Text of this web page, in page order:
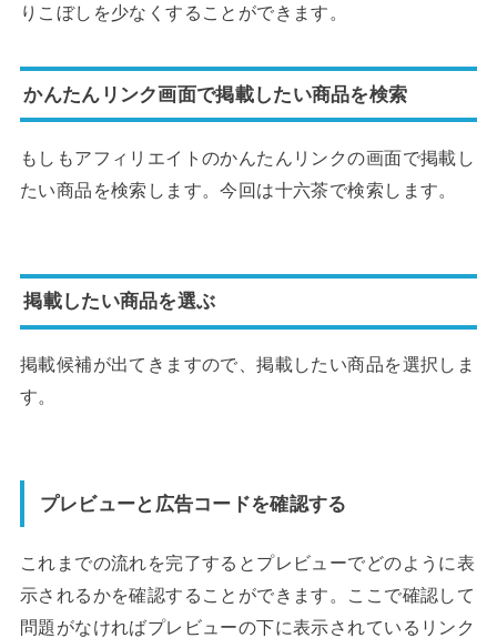
りこぼしを少なくすることができます。
かんたんリンク画面で掲載したい商品を検索
もしもアフィリエイトのかんたんリンクの画面で掲載し
たい商品を検索します。今回は十六茶で検索します。
掲載したい商品を選ぶ
掲載候補が出てきますので、掲載したい商品を選択しま
す。
プレビューと広告コードを確認する
これまでの流れを完了するとプレビューでどのように表
示されるかを確認することができます。ここで確認して
問題がなければプレビューの下に表示されているリンク